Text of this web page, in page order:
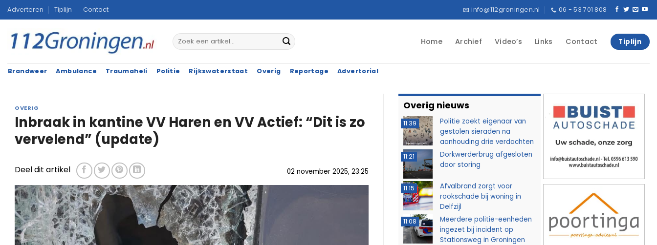
Ga
naar
inhoud
Adverteren Tiplijn Contact info@112groningen.nl 06 - 53 701 808
Home Archief Video’s Links Contact Tiplijn
Brandweer Ambulance Traumaheli Politie Rijkswaterstaat Overig Reportage Advertorial
OVERIG
Inbraak in kantine VV Haren en VV Actief: “Dit is zo
vervelend” (update)
02 november 2025, 23:25
Deel dit artikel
Overig nieuws
11:39
Politie zoekt eigenaar van
gestolen sieraden na
aanhouding drie verdachten
11:21
Dorkwerderbrug afgesloten
door storing
11:15
Afvalbrand zorgt voor
rookschade bij woning in
Delfzijl
11:08
Meerdere politie-eenheden
ingezet bij incident op
Stationsweg in Groningen